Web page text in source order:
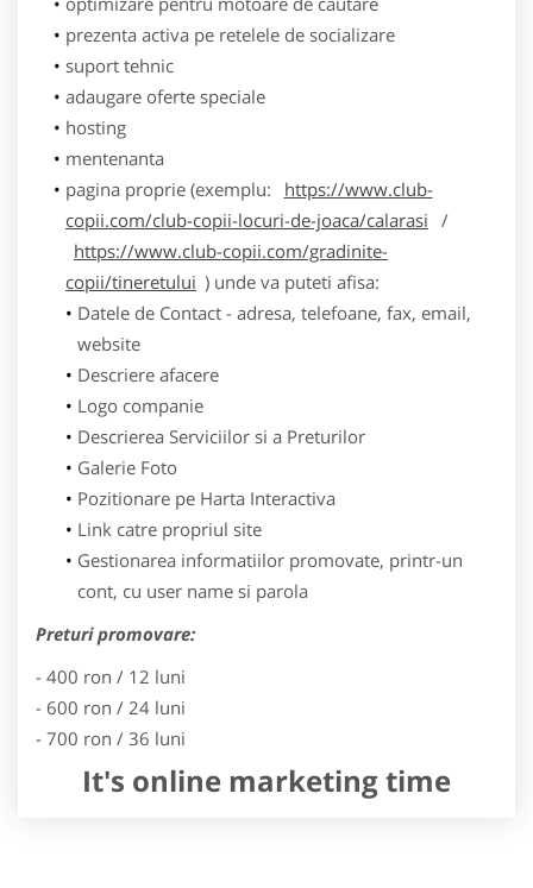
prezenta activa pe retelele de socializare
suport tehnic
adaugare oferte speciale
hosting
mentenanta
pagina proprie (exemplu:
https://www.club-
copii.com/club-copii-locuri-de-joaca/calarasi /
https://www.club-copii.com/gradinite-
copii/tineretului ) unde va puteti afisa:
Datele de Contact - adresa, telefoane, fax, email,
website
Descriere afacere
Logo companie
Descrierea Serviciilor si a Preturilor
Galerie Foto
Pozitionare pe Harta Interactiva
Link catre propriul site
Gestionarea informatiilor promovate, printr-un
cont, cu user name si parola
Preturi promovare:
- 400 ron / 12 luni
- 600 ron / 24 luni
- 700 ron / 36 luni
It's online marketing time